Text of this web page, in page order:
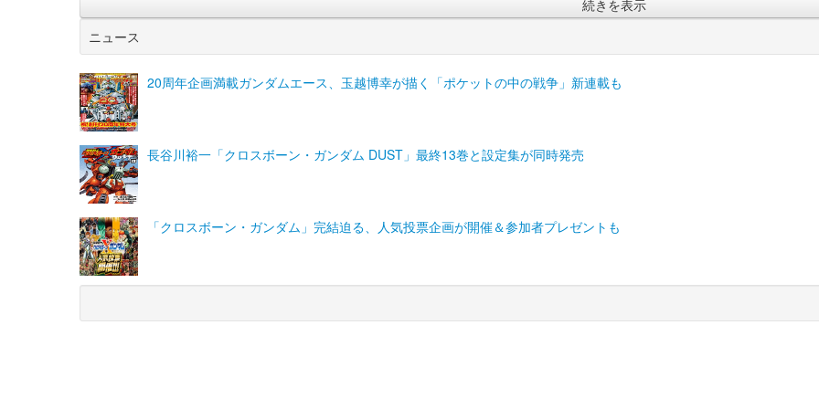
続きを表示
ニュース
20周年企画満載ガンダムエース、玉越博幸が描く「ポケットの中の戦争」新連載も
長谷川裕一「クロスボーン・ガンダム DUST」最終13巻と設定集が同時発売
「クロスボーン・ガンダム」完結迫る、人気投票企画が開催＆参加者プレゼントも